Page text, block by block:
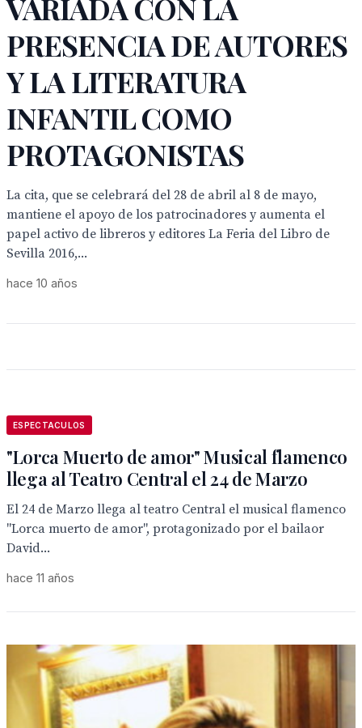
VARIADA CON LA
PRESENCIA DE AUTORES
Y LA LITERATURA
INFANTIL COMO
PROTAGONISTAS
La cita, que se celebrará del 28 de abril al 8 de mayo,
mantiene el apoyo de los patrocinadores y aumenta el
papel activo de libreros y editores La Feria del Libro de
Sevilla 2016,...
hace 10 años
ESPECTACULOS
"Lorca Muerto de amor" Musical flamenco
llega al Teatro Central el 24 de Marzo
El 24 de Marzo llega al teatro Central el musical flamenco
"Lorca muerto de amor", protagonizado por el bailaor
David...
hace 11 años